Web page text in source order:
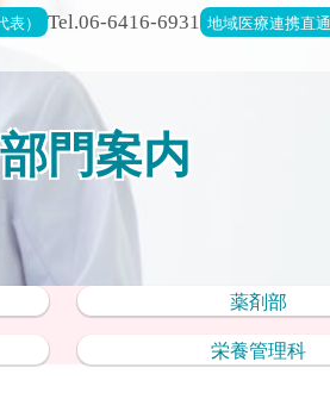
） Tel.06-6416-6931 地域医療連携直通
部門案内
薬剤部
栄養管理科